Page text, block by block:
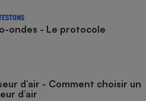
ondes - Le protocole
d’air - Comment choisir un
d’air